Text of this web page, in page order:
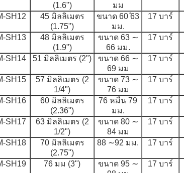
(1.6")
มม
SH12
45 มิลลิเมตร
(1.75")
ขนาด 60 ̊63
มม.
17 บาร์
SH13
48 มิลลิเมตร
(1.9")
ขนาด 63 ∼
66 มม.
17 บาร์
SH14 51 มิลลิเมตร (2")
ขนาด 66 ∼
69 มม
17 บาร์
SH15
57 มิลลิเมตร (2
1/4")
ขนาด 73 ∼
76 มม
17 บาร์
SH16
60 มิลลิเมตร
(2.36")
76 หมื่น 79
มม.
17 บาร์
SH17
63 มิลลิเมตร (2
1/2")
ขนาด 80 ∼
84 มม
17 บาร์
SH18
70 มิลลิเมตร
(2.75")
88 ∼92 มม. 17 บาร์
SH19 76 มม (3")
ขนาด 95 ∼
17 บาร์